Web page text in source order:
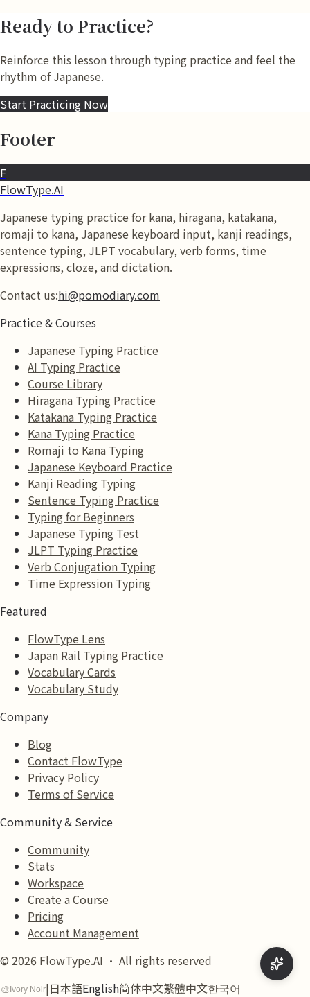
Ready to Practice?
Reinforce this lesson through typing practice and feel the
rhythm of Japanese.
Start Practicing Now
Footer
F
FlowType.AI
Japanese typing practice for kana, hiragana, katakana,
romaji to kana, Japanese keyboard input, kanji readings,
sentence typing, JLPT vocabulary, verb forms, time
expressions, cloze, and dictation.
Contact us:hi@pomodiary.com
Practice & Courses
Japanese Typing Practice
AI Typing Practice
Course Library
Hiragana Typing Practice
Katakana Typing Practice
Kana Typing Practice
Romaji to Kana Typing
Japanese Keyboard Practice
Kanji Reading Typing
Sentence Typing Practice
Typing for Beginners
Japanese Typing Test
JLPT Typing Practice
Verb Conjugation Typing
Time Expression Typing
Featured
FlowType Lens
Japan Rail Typing Practice
Vocabulary Cards
Vocabulary Study
Company
Blog
Contact FlowType
Privacy Policy
Terms of Service
Community & Service
Community
Stats
Workspace
Create a Course
Pricing
Account Management
© 2026 FlowType.AI · All rights reserved
🎨Ivory Noir|日本語English简体中文繁體中文한국어